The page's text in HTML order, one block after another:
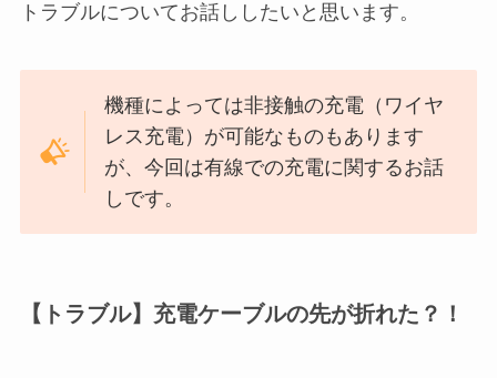
トラブルについてお話ししたいと思います。
機種によっては非接触の充電（ワイヤ
レス充電）が可能なものもあります
が、今回は有線での充電に関するお話
しです。
【トラブル】充電ケーブルの先が折れた？！